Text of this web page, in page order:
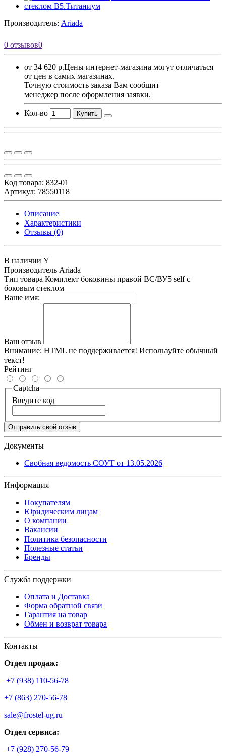
Производитель: Ariada
0 отзывов0
от 34 620 р.Цены интернет-магазина могут отличаться
от цен в самих магазинах.
Точную стоимость заказа Вам сообщит
менеджер после оформления заявки.
Кол-во Купить
Код товара: 832-01
Артикул: 78550118
Описание
Характеристики
Отзывы (0)
В наличии Y
Производитель Ariada
Тип товара Комплект боковины правой ВС/ВУ5 self с
боковым стеклом
Ваше имя:
Ваш отзыв
Внимание: HTML не поддерживается! Используйте обычный
текст!
Рейтинг
Captcha
Введите код
Отправить свой отзыв
Документы
Свобная ведомость СОУТ от 13.05.2026
Информация
Покупателям
Юридическим лицам
О компании
Вакансии
Политика безопасности
Полезные статьи
Бренды
Служба поддержки
Оплата и Доставка
Форма обратной связи
Гарантия на товар
Обмен и возврат товара
Контакты
Отдел продаж:
+7 (938) 110-56-78
+7 (863) 270-56-78
sale@frostel-ug.ru
Отдел сервиса:
+7 (928) 270-56-79